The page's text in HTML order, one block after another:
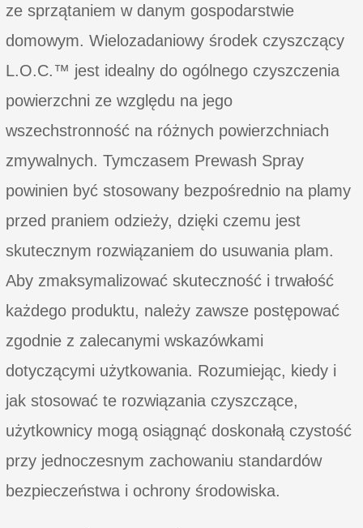
ze sprzątaniem w danym gospodarstwie
domowym. Wielozadaniowy środek czyszczący
L.O.C.™ jest idealny do ogólnego czyszczenia
powierzchni ze względu na jego
wszechstronność na różnych powierzchniach
zmywalnych. Tymczasem Prewash Spray
powinien być stosowany bezpośrednio na plamy
przed praniem odzieży, dzięki czemu jest
skutecznym rozwiązaniem do usuwania plam.
Aby zmaksymalizować skuteczność i trwałość
każdego produktu, należy zawsze postępować
zgodnie z zalecanymi wskazówkami
dotyczącymi użytkowania. Rozumiejąc, kiedy i
jak stosować te rozwiązania czyszczące,
użytkownicy mogą osiągnąć doskonałą czystość
przy jednoczesnym zachowaniu standardów
bezpieczeństwa i ochrony środowiska.